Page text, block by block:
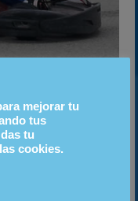
para Lligadas, se
dominador en
broche de oro a
mejorar tu
tus
tu
cookies.